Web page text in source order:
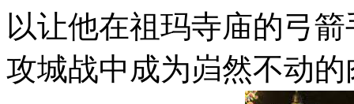
以让他在祖玛寺庙的弓
攻城战中成为岿然不动的